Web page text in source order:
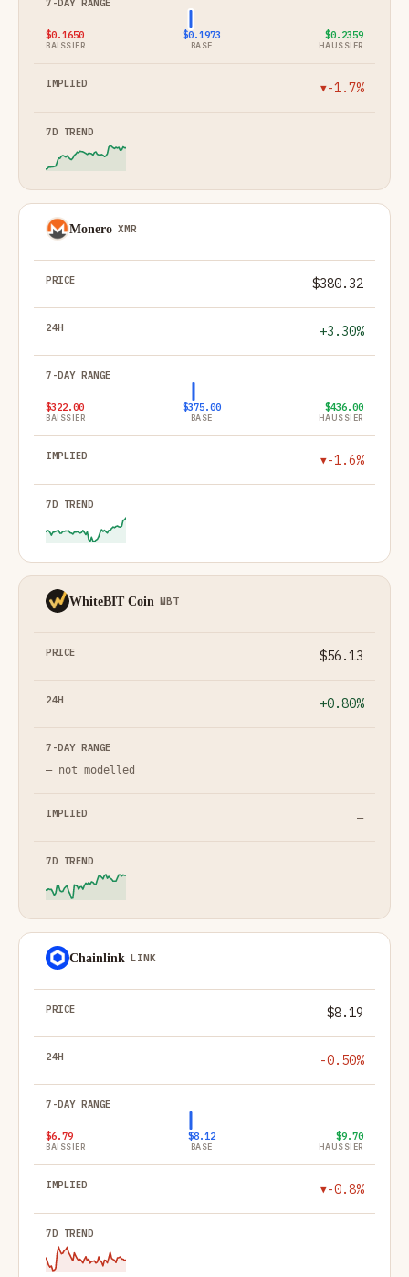
$0.1650
BAISSIER
$0.1973
BASE
$0.2359
HAUSSIER
▼-1.7%
Monero XMR
$380.32
+3.30%
$322.00
BAISSIER
$375.00
BASE
$436.00
HAUSSIER
▼-1.6%
WhiteBIT Coin WBT
$56.13
+0.80%
— not modelled
—
Chainlink LINK
$8.19
-0.50%
$6.79
BAISSIER
$8.12
BASE
$9.70
HAUSSIER
▼-0.8%